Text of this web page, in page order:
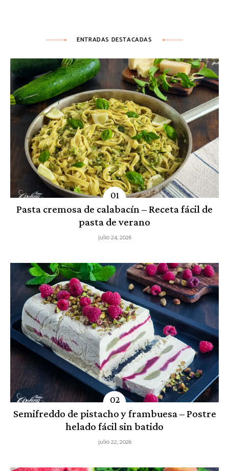
ENTRADAS DESTACADAS
Pasta cremosa de calabacín – Receta fácil de
pasta de verano
julio 24, 2026
Semifreddo de pistacho y frambuesa – Postre
helado fácil sin batido
julio 22, 2026